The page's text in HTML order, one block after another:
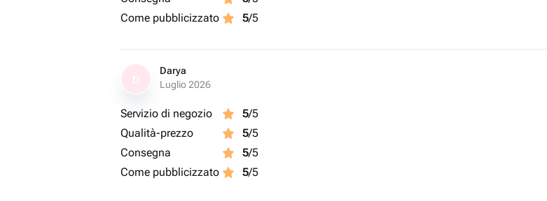
Come pubblicizzato
5/5
Darya
Luglio 2026
Servizio di negozio 5/5
Qualità-prezzo
5/5
Consegna
5/5
Come pubblicizzato
5/5